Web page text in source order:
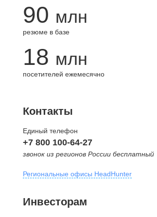
90 млн
резюме в базе
18 млн
посетителей ежемесячно
Контакты
Единый телефон
+7 800 100-64-27
звонок из регионов России бесплатный
Региональные офисы HeadHunter
внутригородская территория
Инвесторам